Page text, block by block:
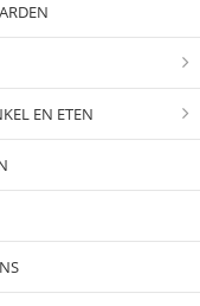
EN ETEN